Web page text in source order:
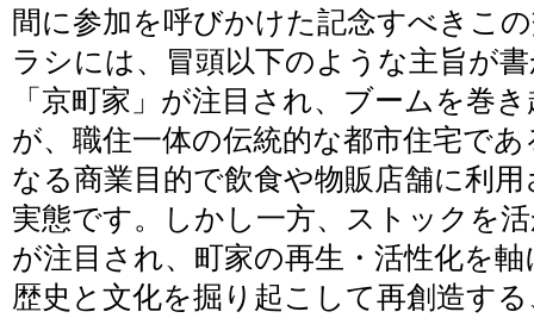
間に参加を呼びかけた記念すべきこ
ラシには、冒頭以下のような主旨が
「京町家」が注目され、ブームを巻
が、職住一体の伝統的な都市住宅で
なる商業目的で飲食や物販店舗に利
実態です。しかし一方、ストックを
が注目され、町家の再生・活性化を
歴史と文化を掘り起こして再創造す